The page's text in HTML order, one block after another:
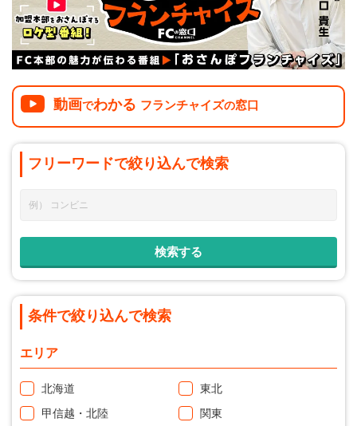
動画でわかる フランチャイズの窓口
フリーワードで絞り込んで検索
条件で絞り込んで検索
エリア
北海道
東北
甲信越・北陸
関東